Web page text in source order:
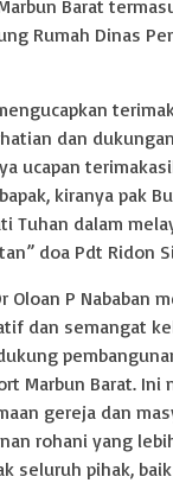
Barat
Rumah Dinas
dan
ucapan
kiranya pak
Tuhan dalam
doa Pdt Ridon
Oloan P Nababan
dan semangat
Marbun Barat. Ini
gereja dan
rohani yang
seluruh pihak,